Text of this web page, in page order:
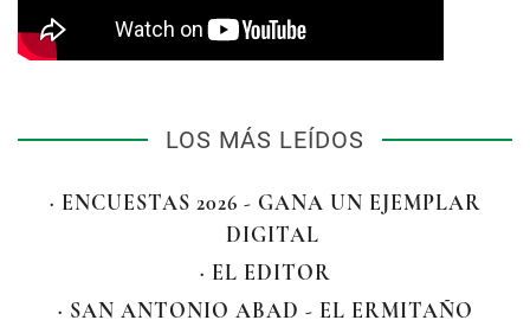
LOS MÁS LEÍDOS
· ENCUESTAS 2026 - GANA UN EJEMPLAR
DIGITAL
· EL EDITOR
· SAN ANTONIO ABAD - EL ERMITAÑO